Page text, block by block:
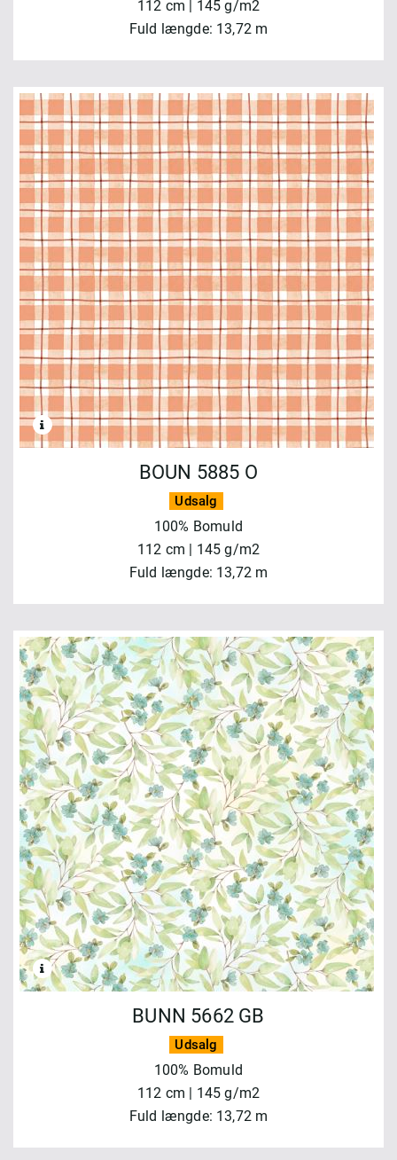
112 cm | 145 g/m2
Fuld længde: 13,72 m
BOUN 5885 O
Udsalg
100% Bomuld
112 cm | 145 g/m2
Fuld længde: 13,72 m
BUNN 5662 GB
Udsalg
100% Bomuld
112 cm | 145 g/m2
Fuld længde: 13,72 m